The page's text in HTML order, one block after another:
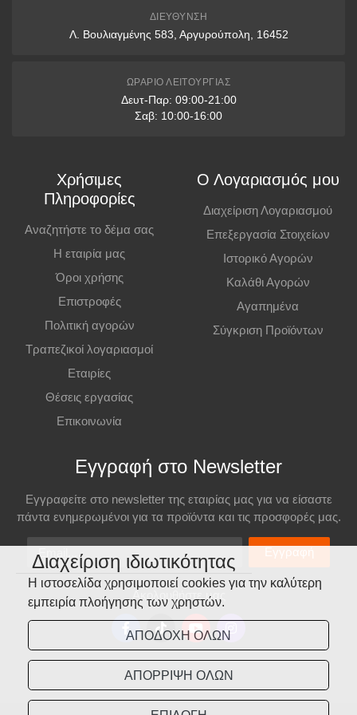
9 δόσεις: άνω των 1000€
12 δόσεις: άνω των 1500€
Παραλαβή από Κατάστημα
διαφορετικά η παραγγελία ακυρώνεται.
Επιπλέον Πληροφορίες
Οι τιμές ισχύουν και για αγορές από το φυσικό κατάστημα.
ΔΙΕΎΘΥΝΣΗ
Λ. Βουλιαγμένης 583, Αργυρούπολη, 16452
ΩΡΆΡΙΟ ΛΕΙΤΟΥΡΓΊΑΣ
Δευτ-Παρ: 09:00-21:00
Σαβ: 10:00-16:00
Χρήσιμες
Πληροφορίες
Αναζητήστε το δέμα σας
Η εταιρία μας
Όροι χρήσης
Επιστροφές
Πολιτική αγορών
Τραπεζικοί λογαριασμοί
Εταιρίες
Θέσεις εργασίας
Επικοινωνία
Ο Λογαριασμός μου
Διαχείριση Λογαριασμού
Επεξεργασία Στοιχείων
Ιστορικό Αγορών
Καλάθι Αγορών
Αγαπημένα
Σύγκριση Προϊόντων
Εγγραφή στο Newsletter
Εγγραφείτε στο newsletter της εταιρίας μας για να είσαστε
πάντα ενημερωμένοι για τα προϊόντα και τις προσφορές μας.
Email
Εγγραφή
Ακολουθήστε μας
Διαχείριση ιδιωτικότητας
Η ιστοσελίδα χρησιμοποιεί cookies για την καλύτερη
εμπειρία πλοήγησης των χρηστών.
ΑΠΟΔΟΧΗ ΟΛΩΝ
ΑΠΟΡΡΙΨΗ ΟΛΩΝ